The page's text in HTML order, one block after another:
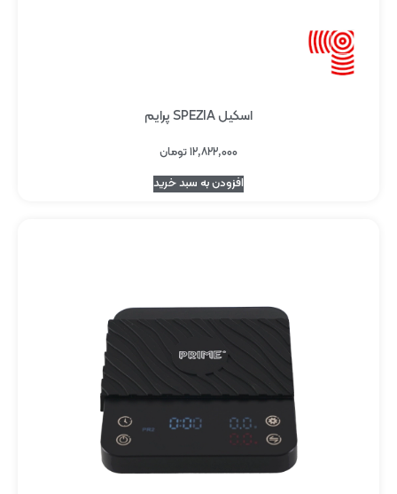
اسکیل SPEZIA پرایم
۱۲,۸۲۲,۰۰۰تومان
افزودن به سبد خرید